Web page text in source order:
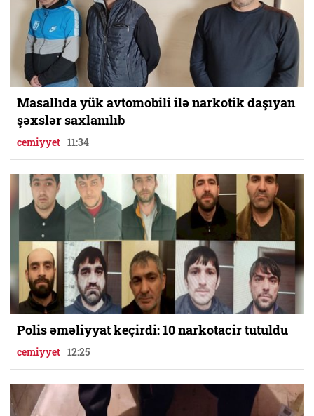
Masallıda yük avtomobili ilə narkotik daşıyan
şəxslər saxlanılıb
cemiyyet 11:34
Polis əməliyyat keçirdi: 10 narkotacir tutuldu
cemiyyet 12:25